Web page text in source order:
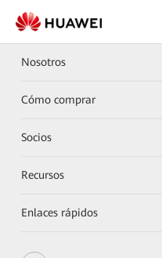
Nosotros
Cómo comprar
Socios
Recursos
Enlaces rápidos